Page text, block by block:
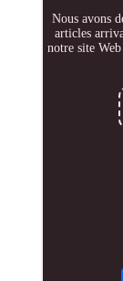
Nous avons
articles
notre site